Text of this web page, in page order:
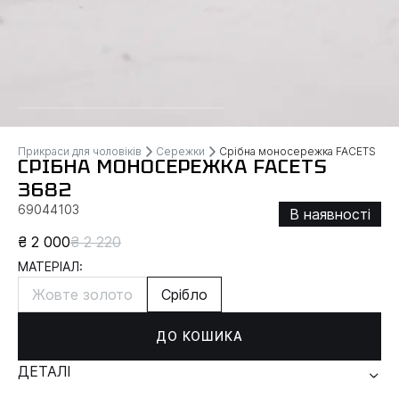
Прикраси для чоловіків Сережки Срібна моносережка FACETS
СРІБНА МОНОСЕРЕЖКА FACETS
3682
69044103
В наявності
₴ 2 000₴ 2 220
МАТЕРІАЛ:
Жовте золото Срібло
ДО КОШИКА
ДЕТАЛІ